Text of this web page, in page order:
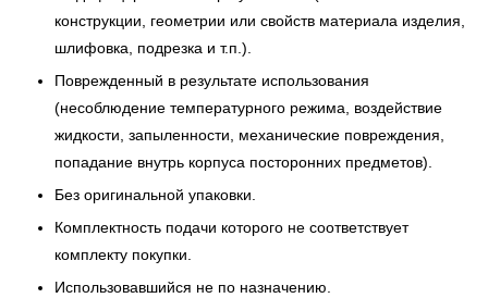
конструкции, геометрии или свойств материала изделия,
шлифовка, подрезка и т.п.).
Поврежденный в результате использования
(несоблюдение температурного режима, воздействие
жидкости, запыленности, механические повреждения,
попадание внутрь корпуса посторонних предметов).
Без оригинальной упаковки.
Комплектность подачи которого не соответствует
комплекту покупки.
Использовавшийся не по назначению.